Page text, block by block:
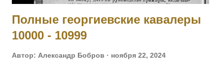
Полные георгиевские кавалеры
10000 - 10999
Автор: Александр Бобров ноября 22, 2024